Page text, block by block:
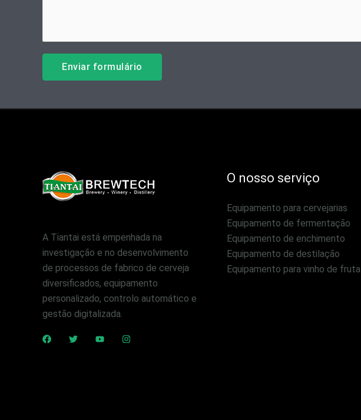
Enviar formulário
A Tiantai está empenhada na
investigação e no desenvolvimento
de processos de fabrico de cerveja
diversificados, equipamento
personalizado, controlo automático e
gestão digitalizada.
O nosso serviço
Equipamento para cervejarias
Equipamento de fermentação
Equipamento de enchimento
Equipamento de destilação
Equipamento para vinho de fruta